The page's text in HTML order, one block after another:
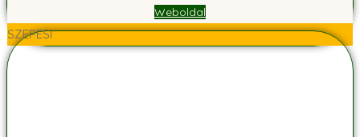
Weboldal
SZEPESI